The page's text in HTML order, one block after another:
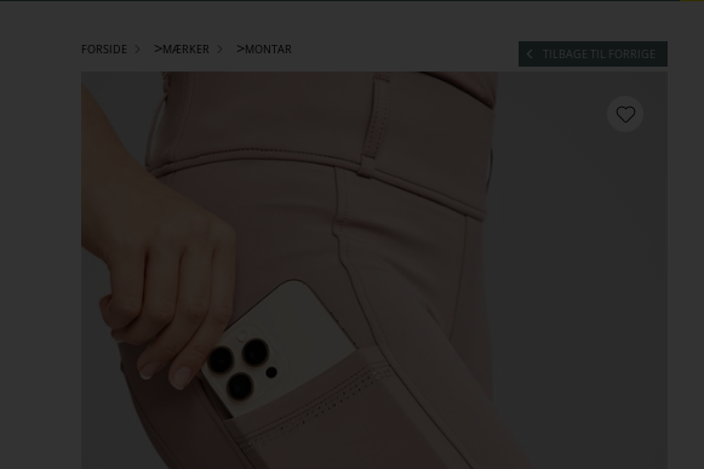
FORSIDE >MÆRKER >MONTAR TILBAGE TIL FORRIGE